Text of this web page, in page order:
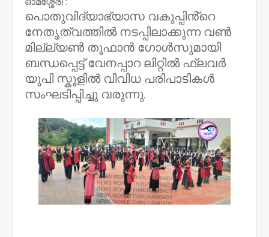
പൊതുവിദ്യാഭ്യാസ വകുപ്പിൻ്റെ
നേതൃത്വത്തിൽ നടപ്പിലാക്കുന്ന വൺ
മില്ല്യൺ തൂഫാൻ ഗോൾസുമായി
ബന്ധപ്പെട്ട് വേനപ്പാറ ലിറ്റിൽ ഫ്ലവർ
യുപി സ്കൂളിൽ വിവിധ പരിപാടികൾ
സംഘടിപ്പിച്ചു വരുന്നു.